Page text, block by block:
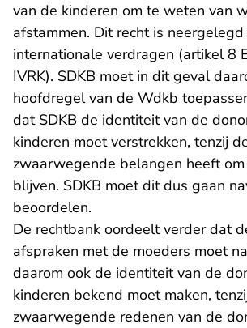
van de kinderen om te weten van
afstammen. Dit recht is neergelegd
internationale verdragen (artikel 8
IVRK). SDKB moet in dit geval
hoofdregel van de Wdkb
dat SDKB de identiteit van de
kinderen moet verstrekken, tenzij
zwaarwegende belangen heeft
blijven. SDKB moet dit dus gaan
beoordelen.
De rechtbank oordeelt verder dat
afspraken met de moeders moet
daarom ook de identiteit van de
kinderen bekend moet maken,
zwaarwegende redenen van de